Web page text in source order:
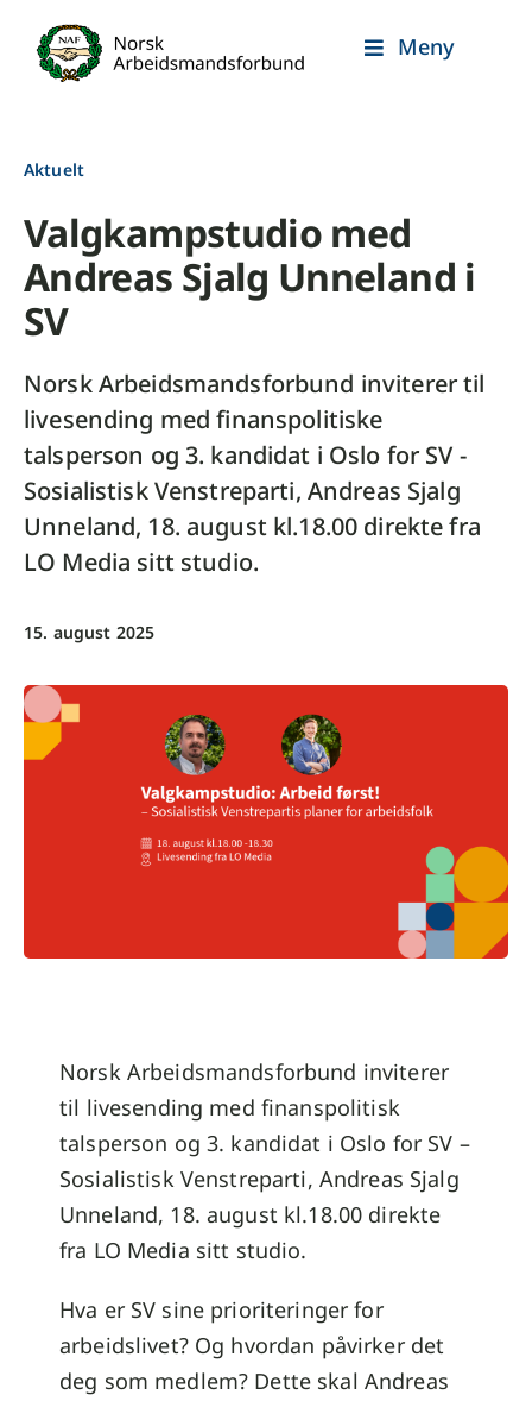
content
Meny
Aktuelt
Valgkampstudio med
Andreas Sjalg Unneland i
SV
Norsk Arbeidsmandsforbund inviterer til
livesending med finanspolitiske
talsperson og 3. kandidat i Oslo for SV -
Sosialistisk Venstreparti, Andreas Sjalg
Unneland, 18. august kl.18.00 direkte fra
LO Media sitt studio.
15. august 2025
Norsk Arbeidsmandsforbund inviterer
til livesending med finanspolitisk
talsperson og 3. kandidat i Oslo for SV –
Sosialistisk Venstreparti, Andreas Sjalg
Unneland, 18. august kl.18.00 direkte
fra LO Media sitt studio.
Hva er SV sine prioriteringer for
arbeidslivet? Og hvordan påvirker det
deg som medlem? Dette skal Andreas